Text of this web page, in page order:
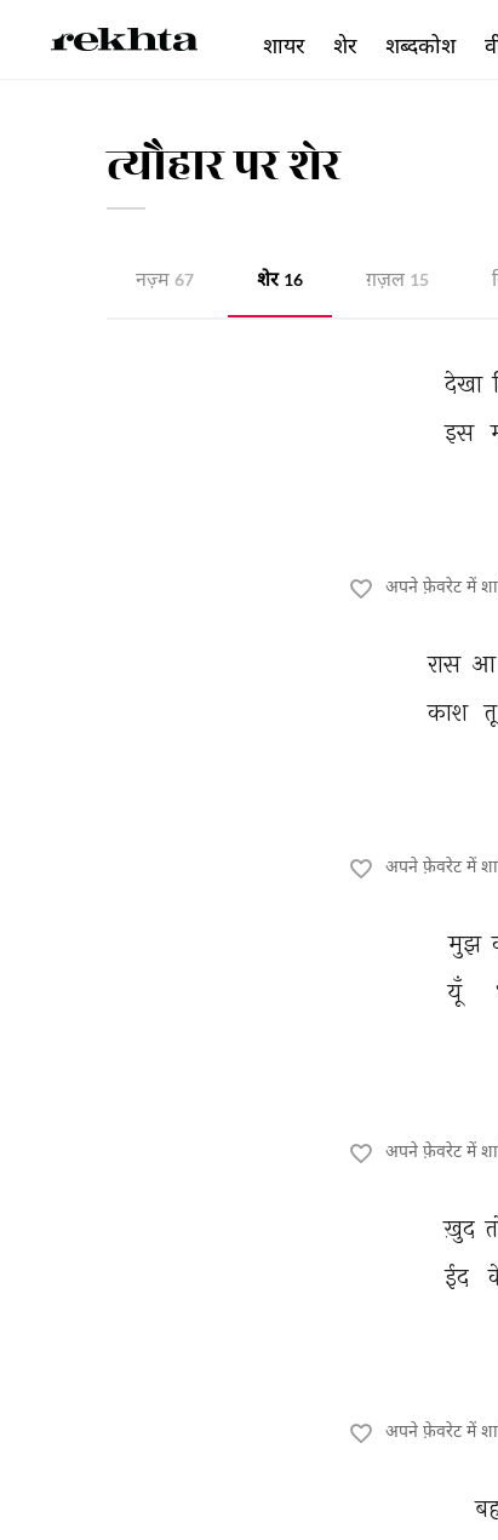
त्यौहार पर शेर
नज़्म 67 शेर 16 ग़ज़ल 15
देखा
इस
अपने फ़ेवरेट में
रास आ
काश तू
अपने फ़ेवरेट में
मुझ
यूँ
अपने फ़ेवरेट में
ख़ुद
ईद
अपने फ़ेवरेट में
शायर शेर शब्दकोश